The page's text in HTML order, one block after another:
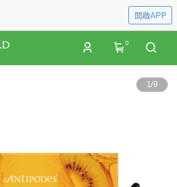
開啟APP
0
1/9